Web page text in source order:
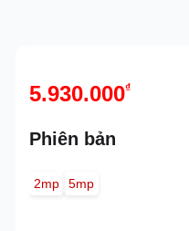
5.930.000₫
Phiên bản
2mp 5mp